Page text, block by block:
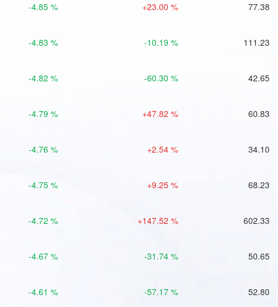
-4.85 % +23.00 % 77.38
-4.83 % -10.19 % 111.23
-4.82 % -60.30 % 42.65
-4.79 % +47.82 % 60.83
-4.76 % +2.54 % 34.10
-4.75 % +9.25 % 68.23
-4.72 % +147.52 % 602.33
-4.67 % -31.74 % 50.65
-4.61 % -57.17 % 52.80